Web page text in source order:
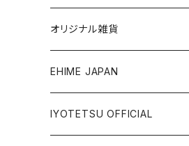
銘菓・名産
ジュース・飲料
調味料
オリジナル雑貨
タオル・ボディケア
アパレル
EHIME JAPAN
IYOTETSU OFFICIAL